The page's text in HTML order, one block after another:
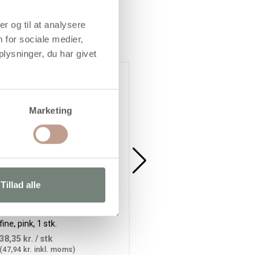
og til at analysere
for sociale medier,
du har givet
Marketing
Tillad alle
Posca Tusch, streg 0,9-1,3 mm,
fine, pink, 1 stk.
38,35 kr. / stk
(47,94 kr. inkl. moms)